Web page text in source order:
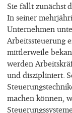
Sie fällt zunächst
In seiner
Unternehmen
Arbeitssteuerung
mittlerweile
werden
und diszipliniert.
machen können,